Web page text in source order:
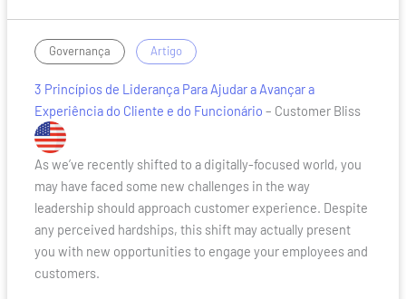
Governança / Artigo
3 Princípios de Liderança Para Ajudar a Avançar a
Experiência do Cliente e do Funcionário – Customer Bliss
As we’ve recently shifted to a digitally-focused world, you
may have faced some new challenges in the way
leadership should approach customer experience. Despite
any perceived hardships, this shift may actually present
you with new opportunities to engage your employees and
customers.
3
Princípios
de
Liderança
Para
Ajudar
Avançar
Experiência